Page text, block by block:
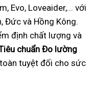
Evo, Loveaider,... với
Đức và Hồng Kông.
định chất lượng và
chuẩn Đo lường
tuyệt đối cho sức